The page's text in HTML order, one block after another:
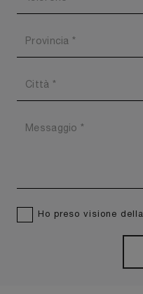
Ho preso visione della